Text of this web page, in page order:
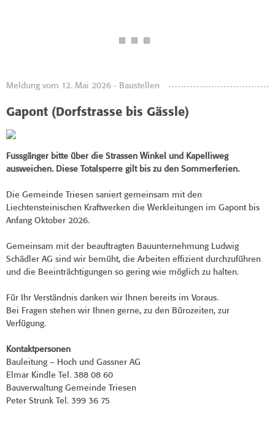
Meldung vom 12. Mai 2026 - Baustellen
Gapont (Dorfstrasse bis Gässle)
Fussgänger bitte über die Strassen Winkel und Kapelliweg
ausweichen. Diese Totalsperre gilt bis zu den Sommerferien.
Die Gemeinde Triesen saniert gemeinsam mit den
Liechtensteinischen Kraftwerken die Werkleitungen im Gapont bis
Anfang Oktober 2026.
Gemeinsam mit der beauftragten Bauunternehmung Ludwig
Schädler AG sind wir bemüht, die Arbeiten effizient durchzuführen
und die Beeinträchtigungen so gering wie möglich zu halten.
Für Ihr Verständnis danken wir Ihnen bereits im Voraus.
Bei Fragen stehen wir Ihnen gerne, zu den Bürozeiten, zur
Verfügung.
Kontaktpersonen
Bauleitung – Hoch und Gassner AG
Elmar Kindle Tel. 388 08 60
Bauverwaltung Gemeinde Triesen
Peter Strunk Tel. 399 36 75